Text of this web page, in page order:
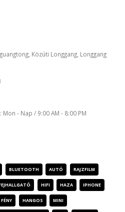
Közúti Longgang, Longgang
Mon - Nap / 9:00 AM - 8:00 PM
BLUETOOTH AUTÓ RAJZFILM
HIFI HAZA IPHONE
FÉNY HANGOS MINI